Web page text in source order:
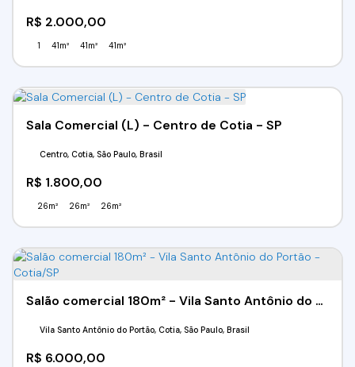
R$ 2.000,00
1 41m² 41m² 41m²
Sala Comercial (L) - Centro de Cotia - SP
R$ 1.800,00
Centro, Cotia, São Paulo, Brasil
26m² 26m² 26m²
Salão comercial 180m² - Vila Santo Antônio do Portão - Cotia/SP
R$ 6.000,00
Vila Santo Antônio do Portão, Cotia, São Paulo, Brasil